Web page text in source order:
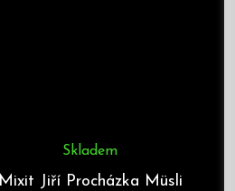
Mixit Jiří Procházka Müsli
Skladem